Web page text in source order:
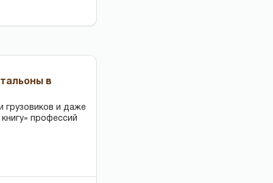
в
грузовиков и даже
профессий